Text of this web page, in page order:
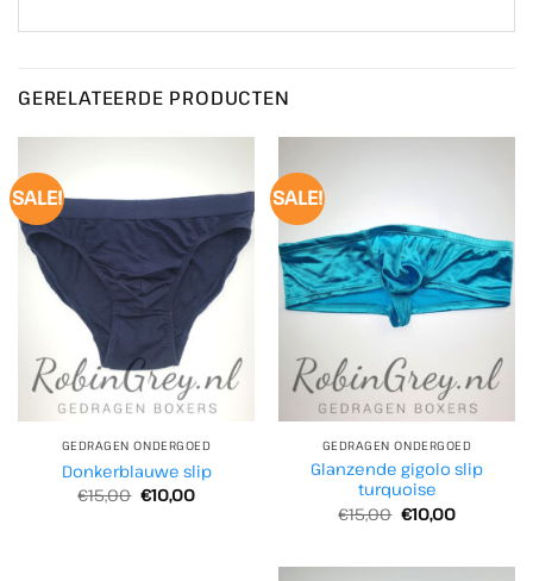
GERELATEERDE PRODUCTEN
SALE!
GEDRAGEN ONDERGOED
Donkerblauwe slip
€15,00 Oorspronkelijke
prijs
€10,00Huidige
SALE!
GEDRAGEN ONDERGOED
Glanzende gigolo slip
turquoise
€15,00 Oorspronkelijke
prijs
€10,00Huidige